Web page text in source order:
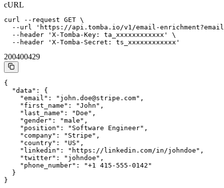
cURL
curl --request GET \
--url 'https://api.tomba.io/v1/email-
  --header 'X-Tomba-Key: ta_xxxxxxxxxxxx' \
  --header 'X-Tomba-Secret: ts_xxxxxxxxxxxx'
200400429
{
  "data": {
    "email": "john.doe@stripe.com",
    "first_name": "John",
    "last_name": "Doe",
    "gender": "male",
    "position": "Software Engineer",
    "company": "Stripe",
    "country": "US",
    "linkedin": "https://linkedin.com/in/johndoe",
    "twitter": "johndoe",
    "phone_number": "+1 415-555-0142"
  }
}